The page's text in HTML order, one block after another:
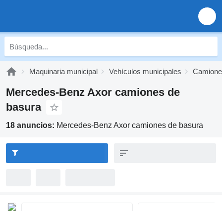
Maquinaria municipal Vehículos municipales
Mercedes-Benz Axor camiones de
basura
18 anuncios: Mercedes-Benz Axor camiones de basura